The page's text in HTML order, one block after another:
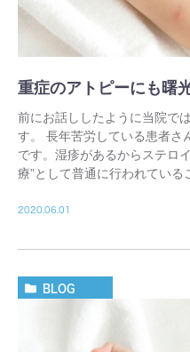
重症のアトピーにも曙
前にお話ししたように当院で
す。 長年苦労している患者さ
です。湿疹があるからステロ
療”として普通に行われてい
2020.06.01
BLOG